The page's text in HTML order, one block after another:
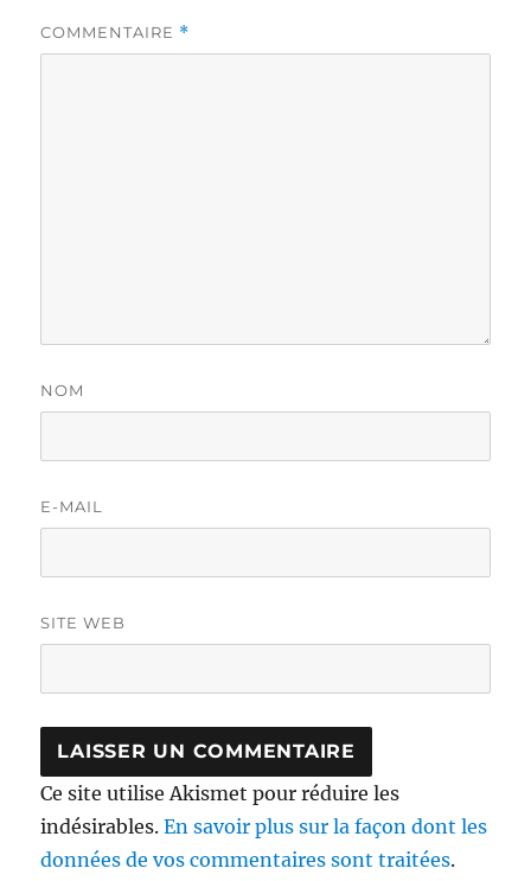
COMMENTAIRE *
NOM
E-MAIL
SITE WEB
Ce site utilise Akismet pour réduire les
indésirables.En savoir plus sur la façon dont les
données de vos commentaires sont traitées.